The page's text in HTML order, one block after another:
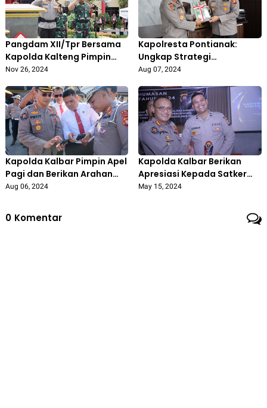
Pangdam XII/Tpr Bersama
Kapolda Kalteng Pimpin
Apel Kesiapan
Serentak
Nov 26, 2024
Kapolresta Pontianak:
Ungkap Strategi
Penanganan Konflik Sosial,
(STIK) Lemdiklat Polri
Aug 07, 2024
Kapolda Kalbar Pimpin Apel
Pagi dan Berikan Arahan
Khusus Kepada Seluruh
Aug 06, 2024
Kapolda Kalbar Berikan
Apresiasi Kepada Satker
Polda dan Polres Jajaran
May 15, 2024
0 Komentar